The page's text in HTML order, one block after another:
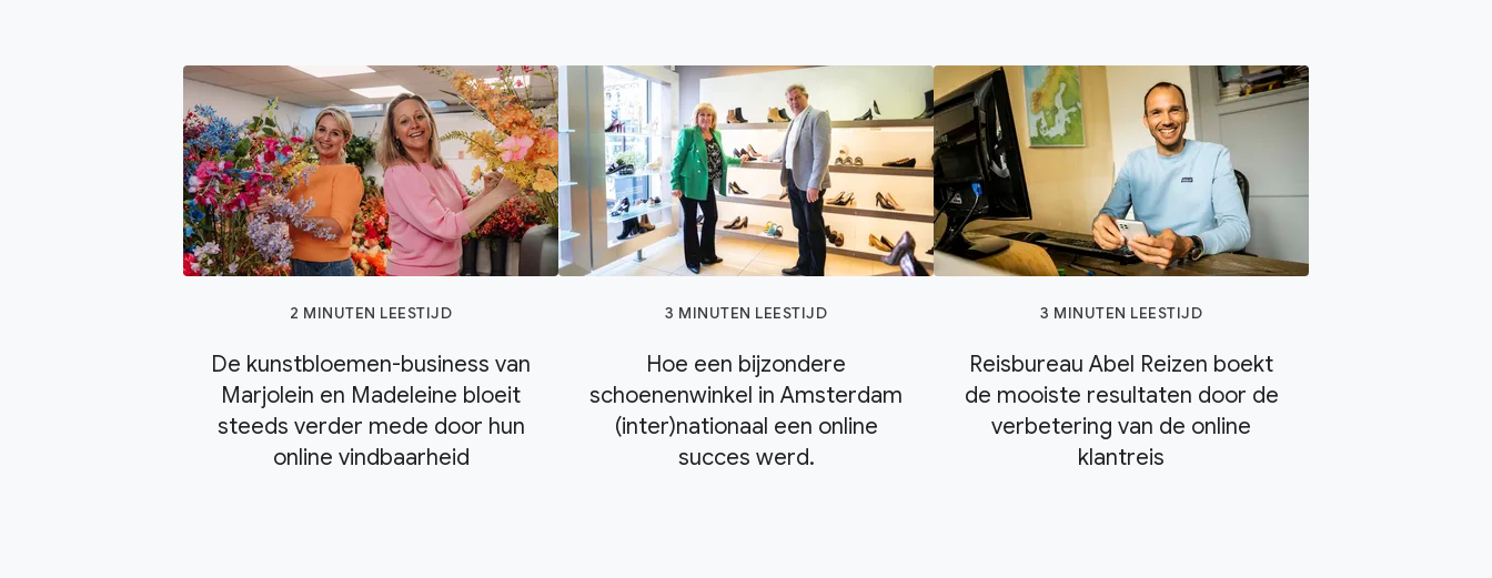
2 MINUTEN LEESTIJD
De kunstbloemen-business van
Marjolein en Madeleine bloeit
steeds verder mede door hun
online vindbaarheid
3 MINUTEN LEESTIJD
Hoe een bijzondere
schoenenwinkel in Amsterdam
(inter)nationaal een online
succes werd.
3 MINUTEN LEESTIJD
Reisbureau Abel Reizen boekt
de mooiste resultaten door de
verbetering van de online
klantreis